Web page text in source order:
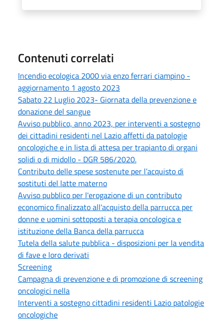
Contenuti correlati
Incendio ecologica 2000 via enzo ferrari ciampino -
aggiornamento 1 agosto 2023
Sabato 22 Luglio 2023- Giornata della prevenzione e
donazione del sangue
Avviso pubblico, anno 2023, per interventi a sostegno
dei cittadini residenti nel Lazio affetti da patologie
oncologiche e in lista di attesa per trapianto di organi
solidi o di midollo - DGR 586/2020.
Contributo delle spese sostenute per l’acquisto di
sostituti del latte materno
Avviso pubblico per l'erogazione di un contributo
economico finalizzato all'acquisto della parrucca per
donne e uomini sottoposti a terapia oncologica e
istituzione della Banca della parrucca
Tutela della salute pubblica - disposizioni per la vendita
di fave e loro derivati
Screening
Campagna di prevenzione e di promozione di screening
oncologici nella
Interventi a sostegno cittadini residenti Lazio patologie
oncologiche